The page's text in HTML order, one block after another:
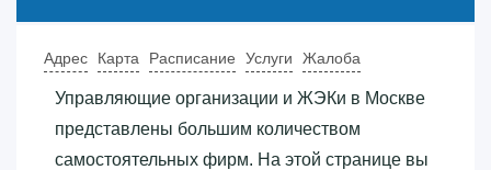
Адрес Карта Расписание Услуги Жалоба
Управляющие организации и ЖЭКи в Москве
представлены большим количеством
самостоятельных фирм. На этой странице вы